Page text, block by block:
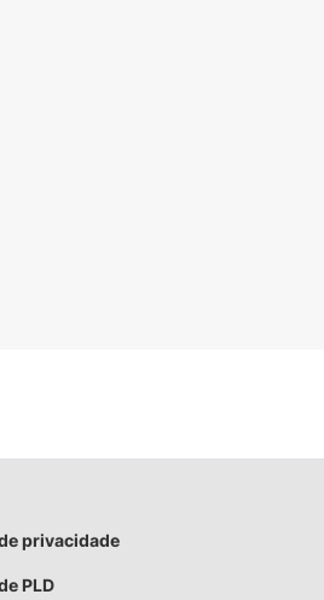
privacidade
PLD